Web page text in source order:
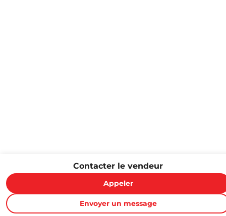
Contacter le vendeur
Appeler
Envoyer un message